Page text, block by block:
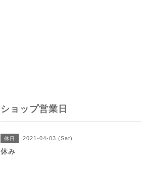
ショップ営業日
休日 2021-04-03 (Sat)
休み